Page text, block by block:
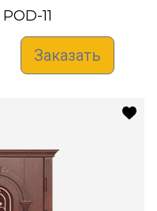
POD-11
Заказать